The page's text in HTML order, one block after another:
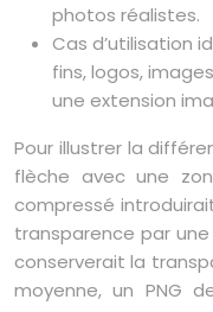
photos réalistes.
Cas d’utilisation
fins, logos,
une extension
Pour illustrer la
flèche avec une
compressé
transparence par une
conserverait la
moyenne, un PNG